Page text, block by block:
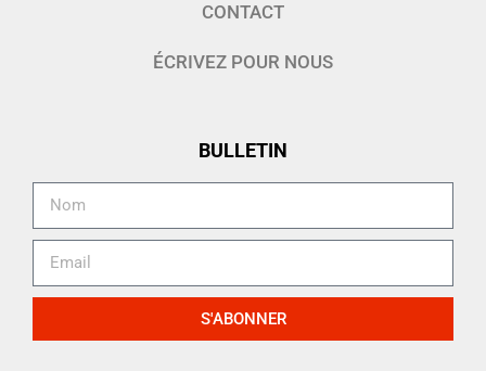
CONTACT
ÉCRIVEZ POUR NOUS
BULLETIN
S'ABONNER